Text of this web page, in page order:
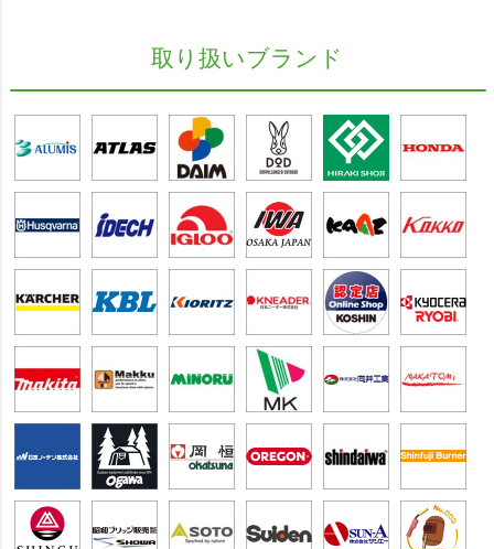
取り扱いブランド